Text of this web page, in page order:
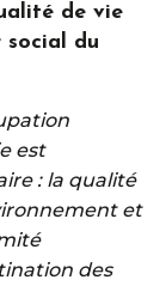
de vie
social du
est
: la qualité
et
des